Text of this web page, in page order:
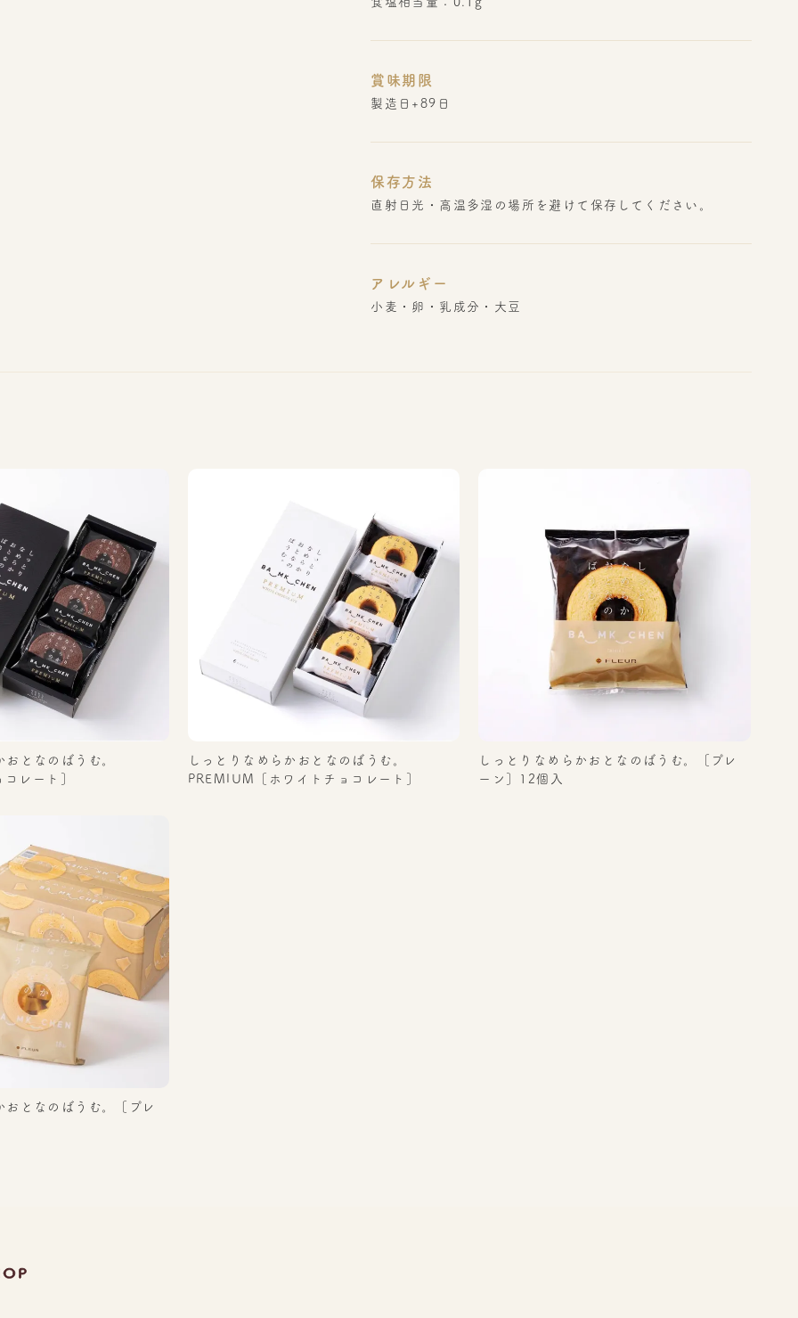
賞味期限
製造日+89日
保存方法
直射日光・高温多湿の場所を避けて保存してください。
アレルギー
小麦・卵・乳成分・大豆
おとなのばうむ。
レート］
しっとりなめらかおとなのばうむ。
PREMIUM［ホワイトチョコレート］
しっとりなめらかおとなのばうむ。［プレ
ーン］12個入
おとなのばうむ。［プレ